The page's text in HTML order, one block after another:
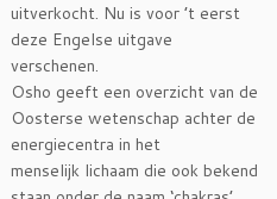
uitverkocht. Nu is voor ’t eerst
deze Engelse uitgave
verschenen.
Osho geeft een overzicht van de
Oosterse wetenschap achter de
energiecentra in het
menselijk lichaam die ook bekend